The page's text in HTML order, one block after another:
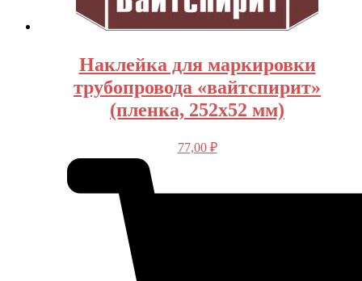
Наклейка для маркировки
трубопровода «вайтспирит»
(пленка, 252х52 мм)
77,00 ₽